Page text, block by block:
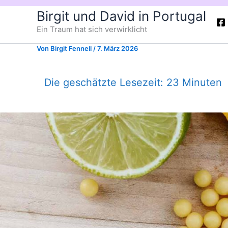
Zum
Birgit und David in Portugal
Ein Traum hat sich verwirklicht
Von Birgit Fennell /7. März 2026